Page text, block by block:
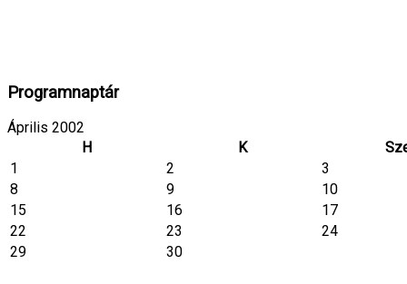
Programnaptár
Április 2002
H
K
1
2
3
8
9
10
15
16
17
22
23
24
29
30